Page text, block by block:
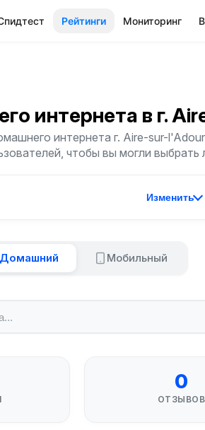
Рейтинги Мониторинг
интернета в г.
интернета г. Aire-sur-
чтобы вы могли выбрать
Изменить
Домашний Мобильный
0
ОТЗЫВОВ